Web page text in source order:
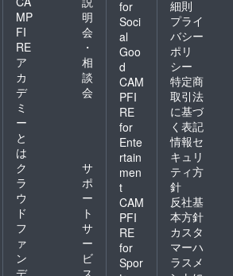
MP
FI
RE
ア
カ
デ
ミ
ー
と
は
明
会
・
相
談
会
ク
ラ
ウ
ド
フ
ァ
ン
デ
サ
ポ
ー
ト
サ
ー
ビ
ス
for
Soci
al
Goo
d
CAM
PFI
RE
for
Ente
rtain
men
t
CAM
PFI
RE
for
Spor
細則
プライ
バシー
ポリ
シー
特定商
取引法
に基づ
く表記
情報セ
キュリ
ティ方
針
反社基
本方針
カスタ
マーハ
ラスメ